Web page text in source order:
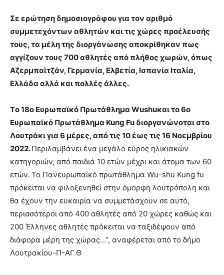
Σε ερώτηση δημοσιογράφου για τον αριθμό
συμμετεχόντων αθλητών και τις χώρες προέλευσής
τους, τα μέλη της διοργάνωσης αποκρίθηκαν πως
αγγίζουν τους 700 αθλητές από πλήθος χωρών, όπως
Αζερμπαϊτζάν, Γερμανία, Ελβετία, Ισπανία Ιταλία,
Ελλάδα αλλά και πολλές άλλες.
Τo 18ο Ευρωπαϊκό Πρωτάθλημα Wushuκαι το 6ο
Ευρωπαϊκό Πρωτάθλημα Kung Fu διοργανώνoται στο
Λουτράκι για 6 μέρες, από τις 10 έως τις 16 Νοεμβρίου
2022.Περιλαμβάνει ένα μεγάλο εύρος ηλικιακών
κατηγοριών, από παιδιά 10 ετών μέχρι και άτομα των 60
ετών. Το Πανευρωπαϊκό πρωτάθλημα Wu-shu Kung fu
πρόκειται να φιλοξενηθεί στην όμορφη λουτρόπολη και
θα έχουν την ευκαιρία να συμμετάσχουν σε αυτό,
περισσότεροι από 400 αθλητές από 20 χώρες καθώς και
200 Έλληνες αθλητές πρόκειται να ταξιδέψουν από
διάφορα μέρη της χώρας…”, αναφέρεται από το δήμο
Λουτρακίου-Π-ΑΓ.Θ